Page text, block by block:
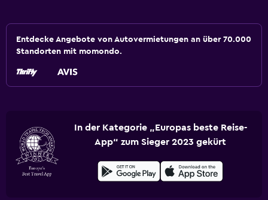
Entdecke Angebote von Autovermietungen an über 70.000
Standorten mit momondo.
In der Kategorie „Europas beste Reise-
App“ zum Sieger 2023 gekürt